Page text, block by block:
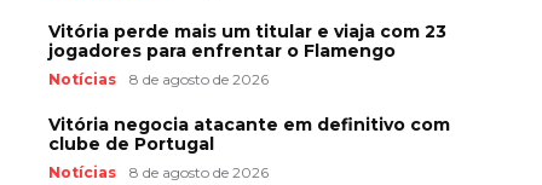
Vitória perde mais um titular e viaja com 23
jogadores para enfrentar o Flamengo
Notícias 8 de agosto de 2026
Vitória negocia atacante em definitivo com
clube de Portugal
Notícias 8 de agosto de 2026